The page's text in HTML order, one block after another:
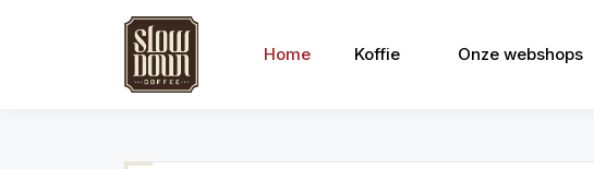
Home Koffie Onze webshops